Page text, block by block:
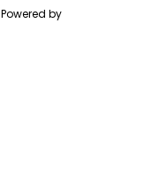
Powered by